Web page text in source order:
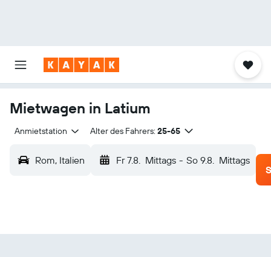
Mietwagen in Latium
Anmietstation Alter des Fahrers: 25-65
Rom, Italien Fr 7.8. Mittags - So 9.8. Mittags